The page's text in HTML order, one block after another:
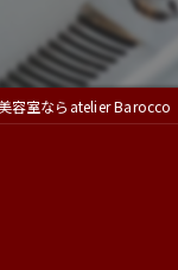
容室ならatelier Barocco